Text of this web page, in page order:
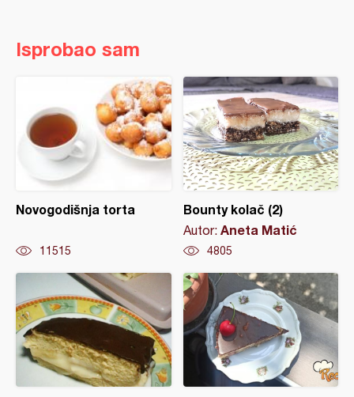
Isprobao sam
Novogodišnja torta
11515
Bounty kolač (2)
Autor: Aneta Matić
4805